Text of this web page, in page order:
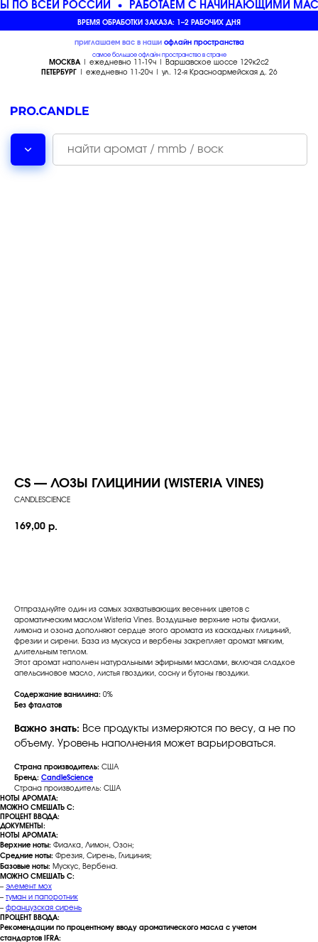
ПО ВСЕЙ РОССИИ РАБОТАЕМ С НАЧИНАЮЩИМИ
ВРЕМЯ ОБРАБОТКИ ЗАКАЗА: 1–2 РАБОЧИХ ДНЯ
приглашаем вас в наши офлайн пространства
самое большое офлайн пространство в стране
МОСКВА| ежедневно 11-19ч | Варшавское шоссе 129к2с2
ПЕТЕРБУРГ| ежедневно 11-20ч | ул. 12-я Красноармейская д. 26
CS — ЛОЗЫ ГЛИЦИНИИ [WISTERIA VINES]
CANDLESCIENCE
169,00 р.
Отпразднуйте один из самых захватывающих весенних цветов с
ароматическим маслом Wisteria Vines. Воздушные верхние ноты фиалки,
лимона и озона дополняют сердце этого аромата из каскадных глициний,
фрезии и сирени. База из мускуса и вербены закрепляет аромат мягким,
длительным теплом.
Этот аромат наполнен натуральными эфирными маслами, включая сладкое
апельсиновое масло, листья гвоздики, сосну и бутоны гвоздики.
Содержание ванилина: 0%
Без фталатов
Важно знать: Все продукты измеряются по весу, а не по
объему. Уровень наполнения может варьироваться.
Страна производитель: США
Бренд: CandleScience
Страна производитель: США
НОТЫ АРОМАТА:
МОЖНО СМЕШАТЬ С:
ПРОЦЕНТ ВВОДА:
ДОКУМЕНТЫ:
НОТЫ АРОМАТА:
Верхние ноты: Фиалка, Лимон, Озон;
Средние ноты: Фрезия, Сирень, Глициния;
Базовые ноты: Мускус, Вербена.
МОЖНО СМЕШАТЬ С:
– элемент мох
– туман и папоротник
– французская сирень
ПРОЦЕНТ ВВОДА:
Рекомендации по процентному вводу ароматического масла с учетом
стандартов IFRA: